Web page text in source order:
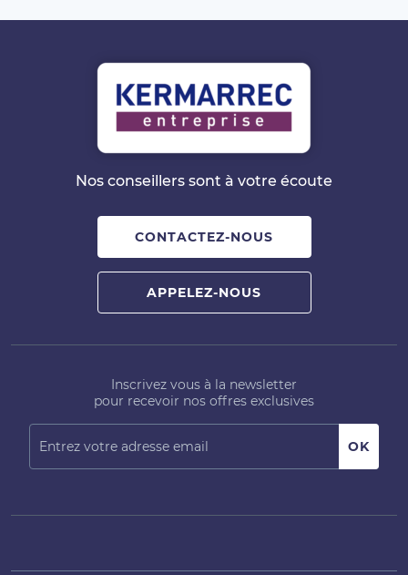
Nos conseillers sont à votre écoute
CONTACTEZ-NOUS
APPELEZ-NOUS
Inscrivez vous à la newsletter
pour recevoir nos offres exclusives